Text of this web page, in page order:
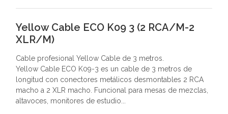
Yellow Cable ECO K09 3 (2 RCA/M-2
XLR/M)
Cable profesional Yellow Cable de 3 metros.
Yellow Cable ECO K09-3 es un cable de 3 metros de
longitud con conectores metálicos desmontables 2 RCA
macho a 2 XLR macho. Funcional para mesas de mezclas,
altavoces, monitores de estudio...